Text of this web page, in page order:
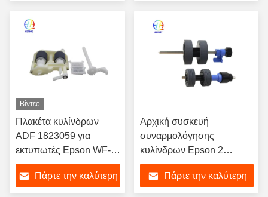
Βίντεο
Πλακέτα κυλίνδρων
ADF 1823059 για
εκτυπωτές Epson WF-
C5710 C5790
Πάρτε την καλύτερη
Αρχική συσκευή
συναρμολόγησης
κυλίνδρων Epson 2
B12B819711 για σαρωτές
DS-870 DS-970
Πάρτε την καλύτερη